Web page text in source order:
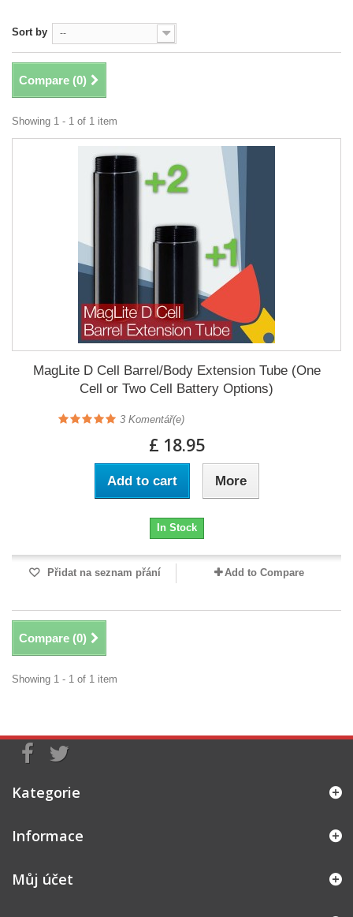
Sort by --
Compare (0)
Showing 1 - 1 of 1 item
MagLite D Cell Barrel/Body Extension Tube (One
Cell or Two Cell Battery Options)
3 Komentář(e)
£ 18.95
Add to cart More
In Stock
Přidat na seznam přání Add to Compare
Compare (0)
Showing 1 - 1 of 1 item
Kategorie
Informace
Můj účet